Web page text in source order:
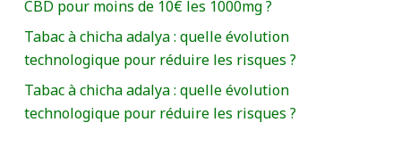
CBD pour moins de 10€ les 1000mg ?
Tabac à chicha adalya : quelle évolution
technologique pour réduire les risques ?
Tabac à chicha adalya : quelle évolution
technologique pour réduire les risques ?